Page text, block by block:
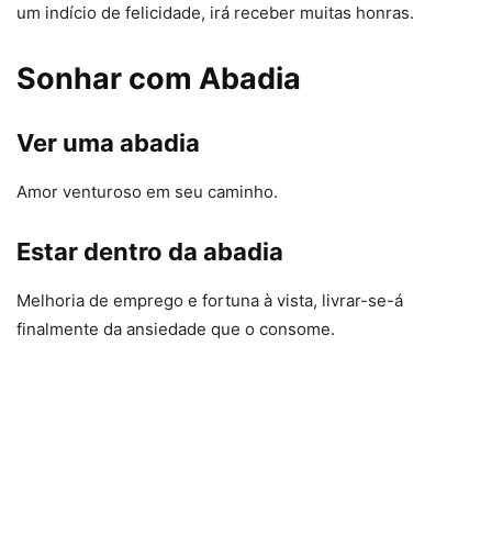
um indício de felicidade, irá receber muitas honras.
Sonhar com Abadia
Ver uma abadia
Amor venturoso em seu caminho.
Estar dentro da abadia
Melhoria de emprego e fortuna à vista, livrar-se-á
finalmente da ansiedade que o consome.